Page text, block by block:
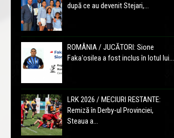
după ce au devenit Stejari,...
ROMÂNIA / JUCĂTORI: Sione
Fakaʻosilea a fost inclus în lotul lui...
LRK 2026 / MECIURI RESTANTE:
Remiză în Derby-ul Provinciei,
Steaua a...